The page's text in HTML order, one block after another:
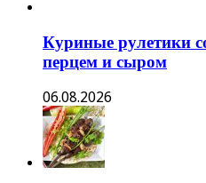
Куриные рулетики
перцем и сыром
06.08.2026